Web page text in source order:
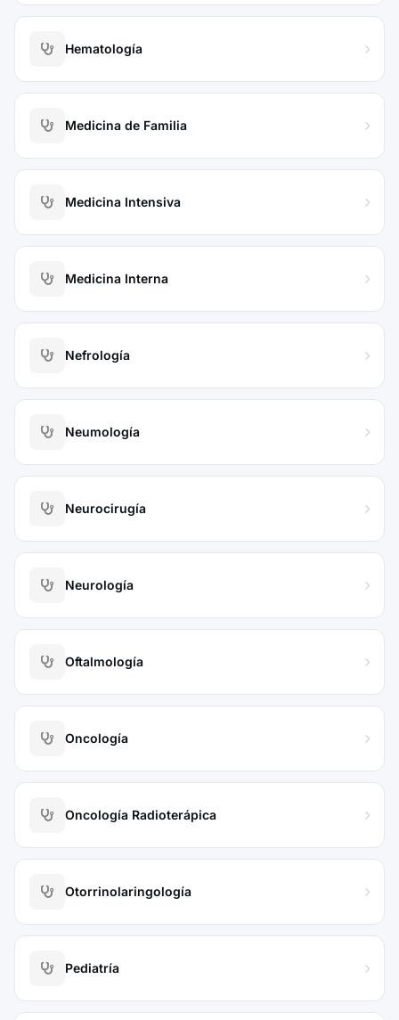
Hematología
Medicina de Familia
Medicina Intensiva
Medicina Interna
Nefrología
Neumología
Neurocirugía
Neurología
Oftalmología
Oncología
Oncología Radioterápica
Otorrinolaringología
Pediatría